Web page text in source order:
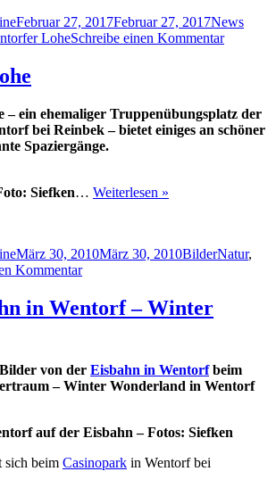
Februar 27, 2017Februar 27, 2017News
LoheSchreibe einen Kommentarzu
für
– ein ehemaliger Truppenübungsplatz der
bei Reinbek – bietet einiges an schöner
Spaziergänge.
Siefken… Weiterlesen »
März 30, 2010März 30, 2010BilderNatur,
Kommentarzu
Lohe
in Wentorf – Winter
von der Eisbahn in Wentorfbeim
– Winter Wonderland in Wentorf
auf der Eisbahn – Fotos: Siefken
sich beim Casinopark in Wentorf bei